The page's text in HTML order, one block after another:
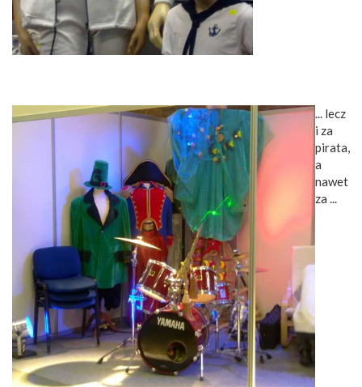
... lecz
i za
pirata,
a
nawet
za ...